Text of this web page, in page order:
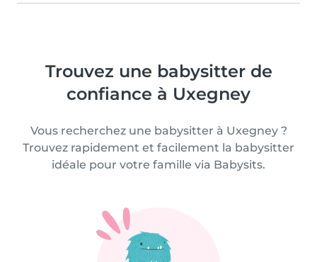
Trouvez une babysitter de
confiance à Uxegney
Vous recherchez une babysitter à Uxegney ?
Trouvez rapidement et facilement la babysitter
idéale pour votre famille via Babysits.